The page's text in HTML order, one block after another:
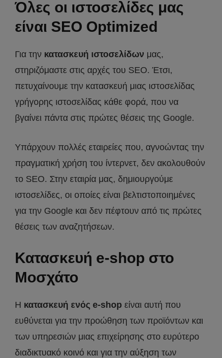
Όλες οι ιστοσελίδες μας
είναι SEO Optimized
Για την κατασκευή ιστοσελίδων μας,
στηριζόμαστε στις αρχές του SEO. Έτσι,
πετυχαίνουμε την κατασκευή μιας ιστοσελίδας
γρήγορης ιστοσελίδας κάθε φορά, που να
βγαίνει πάντα στις πρώτες θέσεις της Google.
Υπάρχουν πολλές εταιρείες που, αγνοώντας την
πραγματική χρήση του ίντερνετ, δεν ακολουθούν
το SEO. Στην εταιρία μας, δημιουργούμε
ιστοσελίδες, οι οποίες είναι βελτιστοποιημένες
για την Google και δεν πέφτουν από τις πρώτες
θέσεις των αναζητήσεων.
Κατασκευή e-shop στο
Μοσχάτο
Η κατασκευή ενός e-shop είναι αυτή που
ευθύνεται για την προώθηση των προϊόντων και
των υπηρεσιών μιας επιχείρησης στο ευρύτερο
διαδικτυακό κοινό και για την αύξηση των